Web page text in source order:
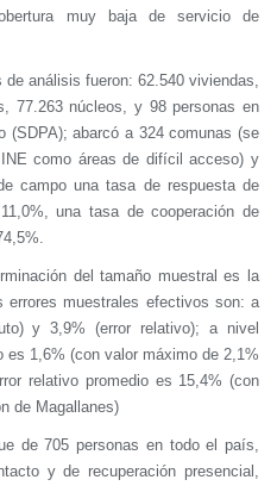
muy baja de servicio de
análisis fueron: 62.540 viviendas,
77.263 núcleos, y 98 personas en
(SDPA); abarcó a 324 comunas (se
como áreas de difícil acceso) y
campo una tasa de respuesta de
una tasa de cooperación de
del tamaño muestral es la
errores muestrales efectivos son: a
y 3,9% (error relativo); a nivel
es 1,6% (con valor máximo de 2,1%
relativo promedio es 15,4% (con
de Magallanes)
de 705 personas en todo el país,
y de recuperación presencial,